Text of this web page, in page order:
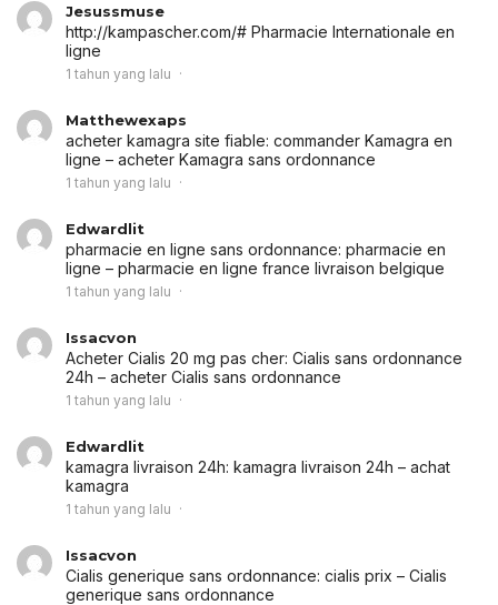
Jesussmuse
http://kampascher.com/# Pharmacie Internationale en
ligne
1 tahun yang lalu
Matthewexaps
acheter kamagra site fiable: commander Kamagra en
ligne – acheter Kamagra sans ordonnance
1 tahun yang lalu
Edwardlit
pharmacie en ligne sans ordonnance: pharmacie en
ligne – pharmacie en ligne france livraison belgique
1 tahun yang lalu
Issacvon
Acheter Cialis 20 mg pas cher: Cialis sans ordonnance
24h – acheter Cialis sans ordonnance
1 tahun yang lalu
Edwardlit
kamagra livraison 24h: kamagra livraison 24h – achat
kamagra
1 tahun yang lalu
Issacvon
Cialis generique sans ordonnance: cialis prix – Cialis
generique sans ordonnance